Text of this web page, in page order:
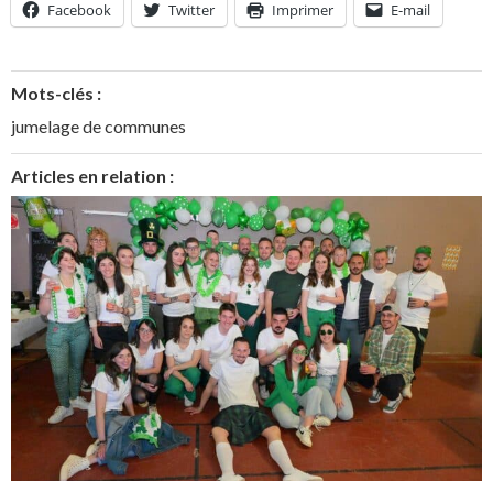
Facebook Twitter Imprimer E-mail
Mots-clés :
jumelage de communes
Articles en relation :